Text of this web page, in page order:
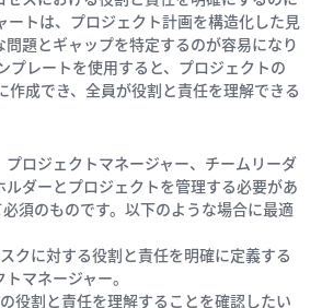
ートは、プロジェクト計画を構造化した見
題とギャップを特定するのが容易になり
プレートを使用すると、プロジェクトの
作成でき、全員が役割と責任を理解できる
プロジェクトマネージャー、チームリーダ
ダーとプロジェクトを管理する必要があ
須のものです。以下のような場合に最適
クに対する役割と責任を明確に定義する
マネージャー。
役割と責任を理解することを確認したい